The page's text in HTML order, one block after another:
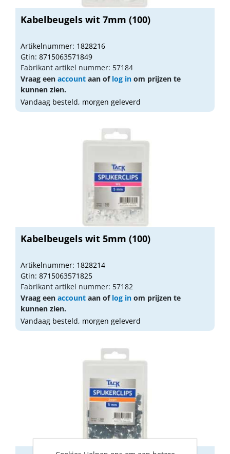
Kabelbeugels wit 7mm (100)
Artikelnummer: 1828216
Gtin: 8715063571849
Fabrikant artikel nummer: 57184
Vraag een account aan of log in om prijzen te
kunnen zien.
Vandaag besteld, morgen geleverd
Kabelbeugels wit 5mm (100)
Artikelnummer: 1828214
Gtin: 8715063571825
Fabrikant artikel nummer: 57182
Vraag een account aan of log in om prijzen te
kunnen zien.
Vandaag besteld, morgen geleverd